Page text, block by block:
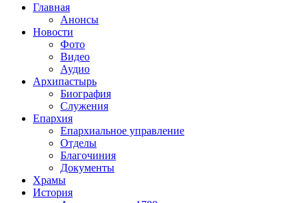
Главная
Анонсы
Новости
Фото
Видео
Аудио
Архипастырь
Биография
Служения
Епархия
Епархиальное управление
Отделы
Благочиния
Документы
Храмы
История